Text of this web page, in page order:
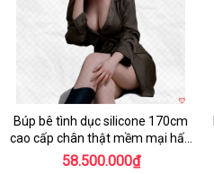
Búp bê tình dục silicone 170cm
cao cấp chân thật mềm mại hấp
dẫn
58.500.000₫